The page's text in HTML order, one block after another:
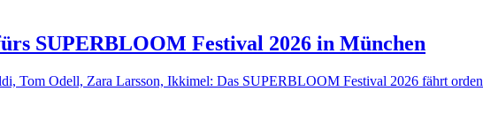
SUPERBLOOM Festival 2026 in München
Tom Odell, Zara Larsson, Ikkimel: Das SUPERBLOOM Festival 2026 fährt